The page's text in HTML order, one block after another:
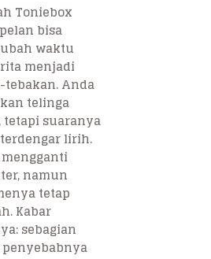
Toniebox
bisa
waktu
menjadi
tebakan. Anda
telinga
tetapi suaranya
lirih.
namun
tetap
Kabar
sebagian
penyebabnya